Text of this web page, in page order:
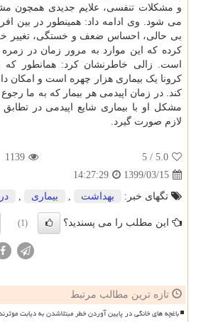
و مشکلات تنفسی، علایم جدیدی همچون
می شود. وی ادامه داد: همینطور در بین
بی حالی، احساس ضعف و خستگی، تغییر
کرده که این موارد به مرور زمان در زمره
است. زالی خاطرنشان کرد: همانطور که
کرونا یک بیماری هزار چهره است و امکان
کند. در زمان اپیدمی هر بیمار که به ما
مشکل او با بیماری شایع اپیدمی در
لازم صورت گیرد.
5.0
/ 5
1139
1399/03/15
14:27:29
تگهای خبر:
بهداشت , بیماری ,
این مطلب را می پسندید؟ (1)
تازه ترین مطالب مرتبط
باغچه های خانگی در پایین آوردن خطر مبتلاشدن به دیابت